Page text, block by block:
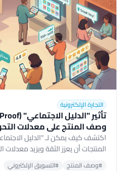
التجارة الإلكترونية
وصف المنتج على معدلات
اكتشف كيف يمكن لـ "الدليل
المنتجات أن يعزز الثقة ويزيد معدلات
#وصف المنتج #التسويق الإلكتروني